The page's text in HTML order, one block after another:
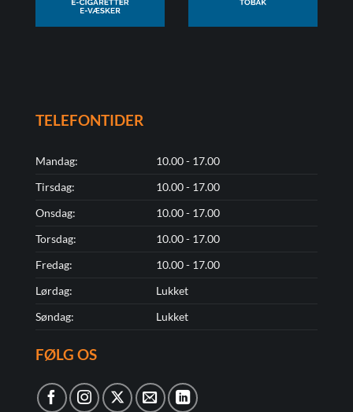
TELEFONTIDER
Mandag:
10.00 - 17.00
Tirsdag:
10.00 - 17.00
Onsdag:
10.00 - 17.00
Torsdag:
10.00 - 17.00
Fredag:
10.00 - 17.00
Lørdag:
Lukket
Søndag:
Lukket
FØLG OS